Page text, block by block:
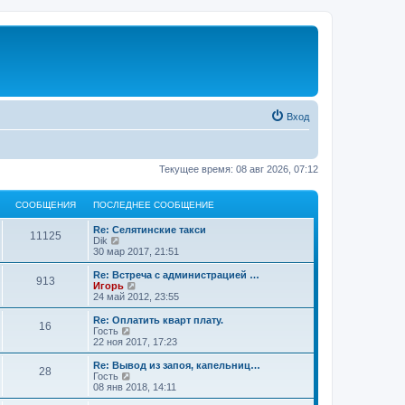
Вход
Текущее время: 08 авг 2026, 07:12
СООБЩЕНИЯ ПОСЛЕДНЕЕ СООБЩЕНИЕ
11125
Re: Селятинские такси
Dik
е
р
е
т
п
о
с
е
д
н
е
30 мар 2017, 21:51
913
Re: Встреча с администрацией …
Игорь
е
р
е
т
п
о
с
24 май 2012, 23:55
16
Re: Оплатить кварт плату.
Гость
е
р
е
т
22 ноя 2017, 17:23
28
Re: Вывод из запоя, капельниц…
Гость
е
р
08 янв 2018, 14:11